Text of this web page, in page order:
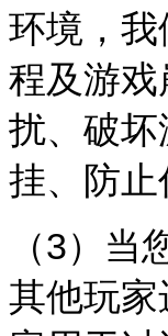
环境，
程及游
扰、破
挂、防止
（3）
其他玩